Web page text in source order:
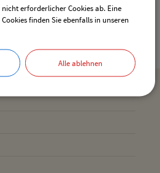
erforderlicher Cookies ab. Eine
finden Sie ebenfalls in unseren
Alle ablehnen